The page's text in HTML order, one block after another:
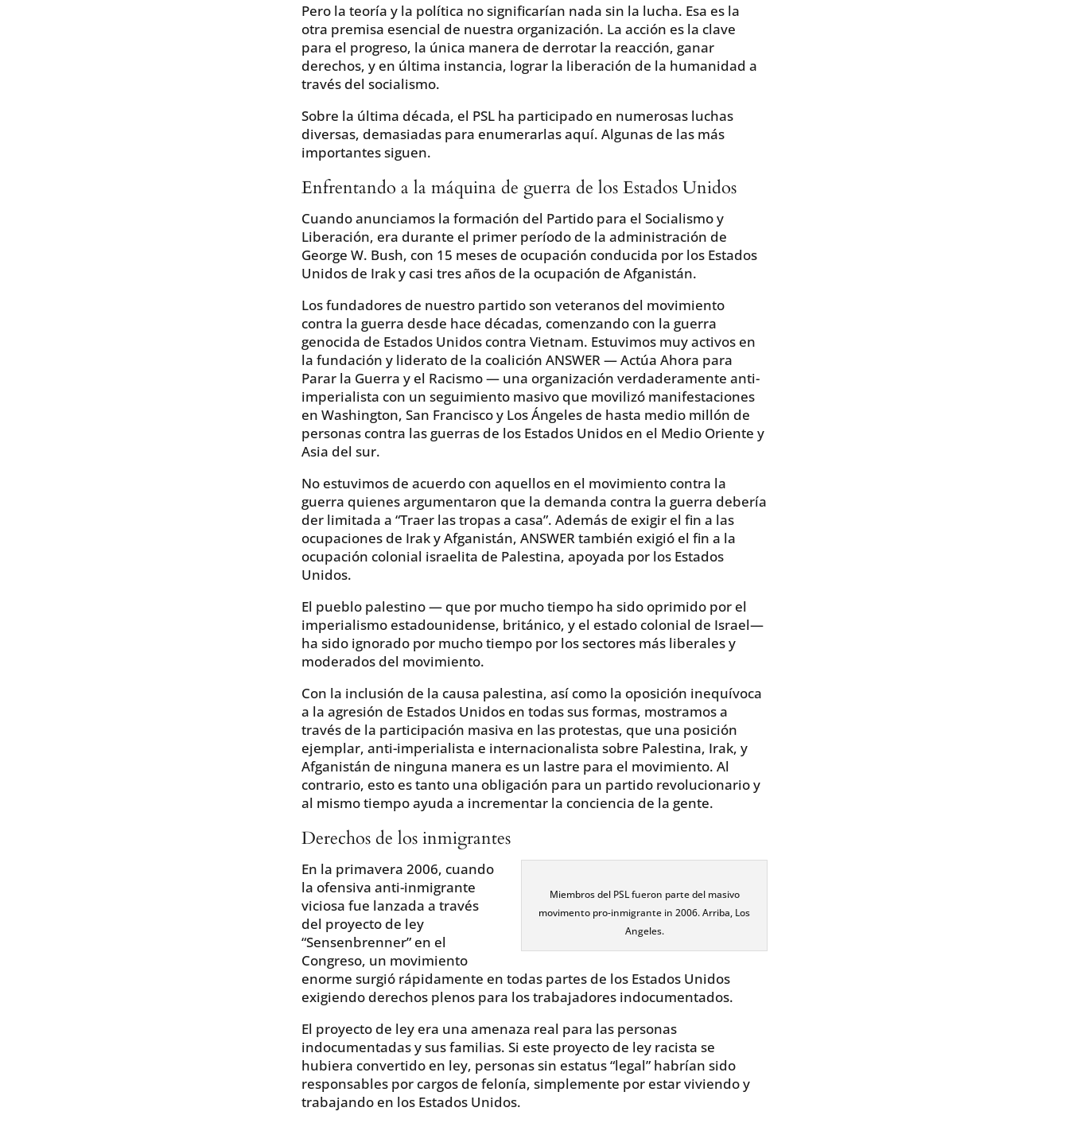
Pero la teoría y la política no significarían nada sin la lucha. Esa es la
otra premisa esencial de nuestra organización. La acción es la clave
para el progreso, la única manera de derrotar la reacción, ganar
derechos, y en última instancia, lograr la liberación de la humanidad a
través del socialismo.
Sobre la última década, el PSL ha participado en numerosas luchas
diversas, demasiadas para enumerarlas aquí. Algunas de las más
importantes siguen.
Enfrentando a la máquina de guerra de los Estados Unidos
Cuando anunciamos la formación del Partido para el Socialismo y
Liberación, era durante el primer período de la administración de
George W. Bush, con 15 meses de ocupación conducida por los Estados
Unidos de Irak y casi tres años de la ocupación de Afganistán.
Los fundadores de nuestro partido son veteranos del movimiento
contra la guerra desde hace décadas, comenzando con la guerra
genocida de Estados Unidos contra Vietnam. Estuvimos muy activos en
la fundación y liderato de la coalición ANSWER — Actúa Ahora para
Parar la Guerra y el Racismo — una organización verdaderamente anti-
imperialista con un seguimiento masivo que movilizó manifestaciones
en Washington, San Francisco y Los Ángeles de hasta medio millón de
personas contra las guerras de los Estados Unidos en el Medio Oriente y
Asia del sur.
No estuvimos de acuerdo con aquellos en el movimiento contra la
guerra quienes argumentaron que la demanda contra la guerra debería
der limitada a “Traer las tropas a casa”. Además de exigir el fin a las
ocupaciones de Irak y Afganistán, ANSWER también exigió el fin a la
ocupación colonial israelita de Palestina, apoyada por los Estados
Unidos.
El pueblo palestino — que por mucho tiempo ha sido oprimido por el
imperialismo estadounidense, británico, y el estado colonial de Israel—
ha sido ignorado por mucho tiempo por los sectores más liberales y
moderados del movimiento.
Con la inclusión de la causa palestina, así como la oposición inequívoca
a la agresión de Estados Unidos en todas sus formas, mostramos a
través de la participación masiva en las protestas, que una posición
ejemplar, anti-imperialista e internacionalista sobre Palestina, Irak, y
Afganistán de ninguna manera es un lastre para el movimiento. Al
contrario, esto es tanto una obligación para un partido revolucionario y
al mismo tiempo ayuda a incrementar la conciencia de la gente.
Derechos de los inmigrantes
Miembros del PSL fueron parte del masivo
movimento pro-inmigrante in 2006. Arriba, Los
Angeles.
En la primavera 2006, cuando
la ofensiva anti-inmigrante
viciosa fue lanzada a través
del proyecto de ley
“Sensenbrenner” en el
Congreso, un movimiento
enorme surgió rápidamente en todas partes de los Estados Unidos
exigiendo derechos plenos para los trabajadores indocumentados.
El proyecto de ley era una amenaza real para las personas
indocumentadas y sus familias. Si este proyecto de ley racista se
hubiera convertido en ley, personas sin estatus “legal” habrían sido
responsables por cargos de felonía, simplemente por estar viviendo y
trabajando en los Estados Unidos.